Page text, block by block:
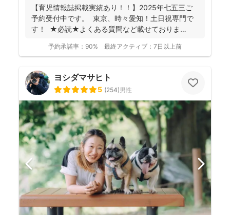
【育児情報誌掲載実績あり！！】2025年七五三ご
予約受付中です。 東京、時々愛知！土日祝専門で
す！ ★必読★よくある質問など載せておりま
予約承諾率： 90% 最終アクティブ： 7日以上前
ヨシダマサヒト
5 (254)男性